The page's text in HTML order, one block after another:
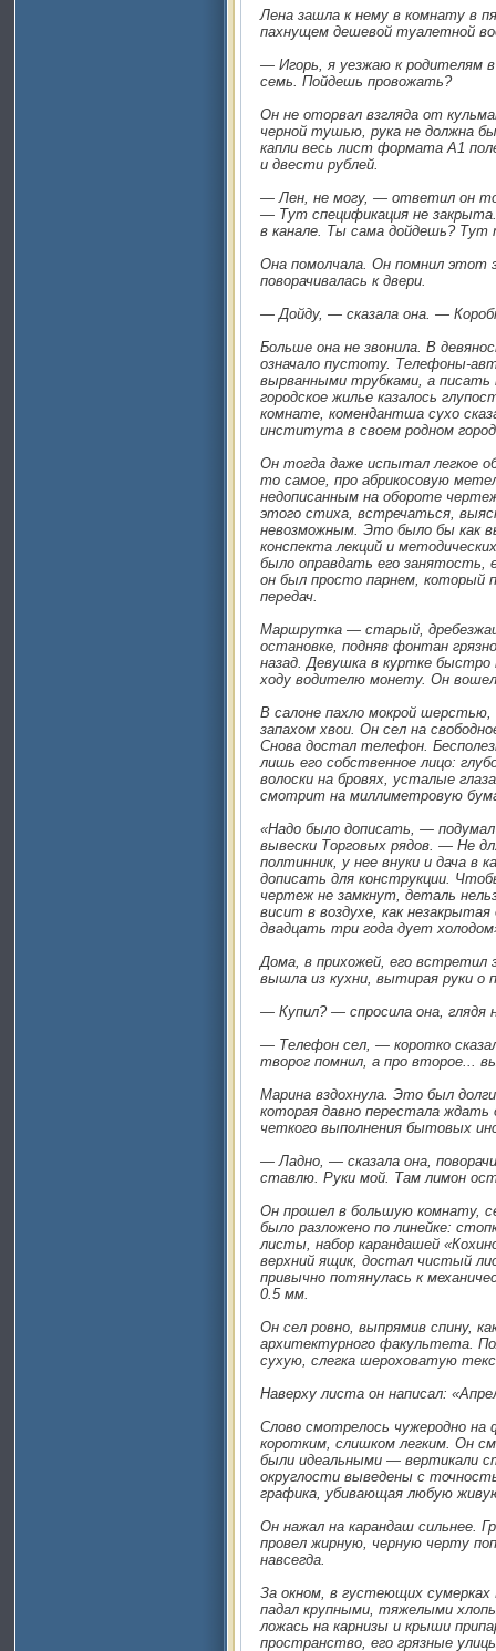
Лена зашла к нему в комнату в
пахнущем дешевой туалетной
— Игорь, я уезжаю к родителям
семь. Пойдешь провожать?
Он не оторвал взгляда от
черной тушью, рука не должна
капли весь лист формата А1
и двести рублей.
— Лен, не могу, — ответил он
— Тут спецификация не
в канале. Ты сама дойдешь? Тут
Она помолчала. Он помнил этот
поворачивалась к двери.
— Дойду, — сказала она. —
Больше она не звонила. В
означало пустоту. Телефоны-
вырванными трубками, а писать
городское жилье казалось
комнате, комендантша сухо
института в своем родном
Он тогда даже испытал легкое
то самое, про абрикосовую
недописанным на обороте
этого стиха, встречаться,
невозможным. Это было бы как
конспекта лекций и
было оправдать его занятость,
он был просто парнем, который
передач.
Маршрутка — старый,
остановке, подняв фонтан
назад. Девушка в куртке быстро
ходу водителю монету. Он
В салоне пахло мокрой
запахом хвои. Он сел на
Снова достал телефон.
лишь его собственное лицо:
волоски на бровях, усталые
смотрит на миллиметровую
«Надо было дописать, —
вывески Торговых рядов. — Не
полтинник, у нее внуки и дача в
дописать для конструкции.
чертеж не замкнут, деталь
висит в воздухе, как
двадцать три года дует
Дома, в прихожей, его
вышла из кухни, вытирая руки о
— Купил? — спросила она, глядя
— Телефон сел, — коротко
творог помнил, а про второе...
Марина вздохнула. Это был
которая давно перестала
четкого выполнения бытовых
— Ладно, — сказала она,
ставлю. Руки мой. Там лимон
Он прошел в большую комнату,
было разложено по линейке:
листы, набор карандашей
верхний ящик, достал чистый
привычно потянулась к
0.5 мм.
Он сел ровно, выпрямив спину,
архитектурного факультета.
сухую, слегка шероховатую
Наверху листа он написал:
Слово смотрелось чужеродно
коротким, слишком легким. Он
были идеальными — вертикали
округлости выведены с
графика, убивающая любую
Он нажал на карандаш сильнее.
провел жирную, черную черту
навсегда.
За окном, в густеющих сумерках
падал крупными, тяжелыми
ложась на карнизы и крыши
пространство, его грязные